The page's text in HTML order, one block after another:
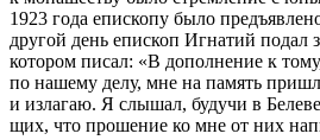
1923 го­да епи­ско­пу бы­ло
дру­гой день епи­скоп Иг­на­тий по­дал
ко­то­ром пи­сал: «В до­пол­не­ние к
по на­ше­му де­лу, мне на па­мять
и из­ла­гаю. Я слы­шал, бу­дучи в
щих, что про­ше­ние ко мне от них